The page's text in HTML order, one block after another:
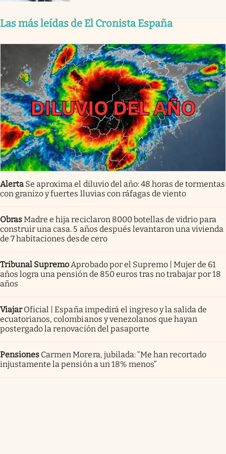
Las más leídas de El Cronista España
Alerta Se aproxima el diluvio del año: 48 horas de tormentas
con granizo y fuertes lluvias con ráfagas de viento
ObrasMadre e hija reciclaron 8000 botellas de vidrio para
construir una casa. 5 años después levantaron una vivienda
de 7 habitaciones desde cero
Tribunal Supremo Aprobado por el Supremo | Mujer de 61
años logra una pensión de 850 euros tras no trabajar por 18
años
Viajar Oficial | España impedirá el ingreso y la salida de
ecuatorianos, colombianos y venezolanos que hayan
postergado la renovación del pasaporte
Pensiones Carmen Morera, jubilada: “Me han recortado
injustamente la pensión a un 18% menos”